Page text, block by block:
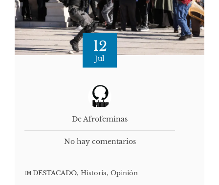
12
Jul
De Afrofeminas
No hay comentarios
DESTACADO, Historia, Opinión